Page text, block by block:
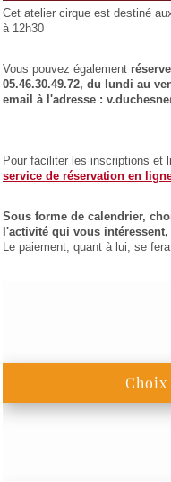
Cet atelier cirque est destiné
à 12h30
Vous pouvez également
05.46.30.49.72, du lundi au
email à l'adresse :
Pour faciliter les inscriptions et
service de réservation en
Sous forme de calendrier,
l'activité qui vous
Le paiement, quant à lui, se